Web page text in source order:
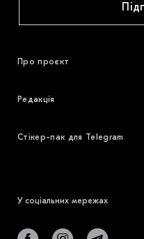
Про проєкт
Редакція
Стікер-пак для Telegram
У соціальних мережах